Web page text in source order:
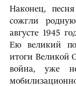
Наконец,
сожгли
августе 1945
Ею великий
итоги Великой
война, уже